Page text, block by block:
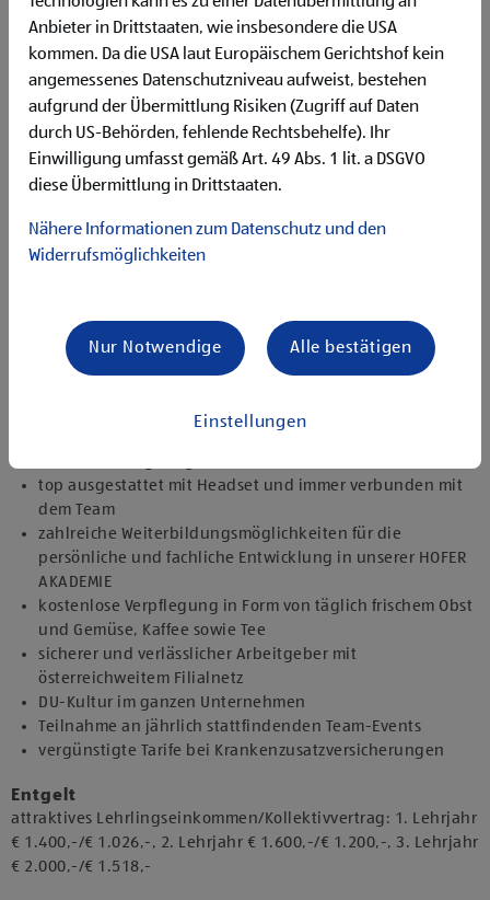
Flexibilität für Früh- und Spätdienste (Montag bis
Samstag)
Begeisterung im Handel zu arbeiten und den
Unternehmenserfolg mitzugestalten
Freude an der Arbeit im Team für ein motiviertes
Miteinander
Bereitschaft zu körperlich anspruchsvollen Tätigkeiten
freundlich im Umgang mit Kund:innen für eine
zuverlässige und organisierte Arbeitsweise zur
gewissenhaften Erledigung der Aufgaben
1.000 € HOFER Reisen- oder Warengutschein und
zusätzlich 1.500 € bei ausgezeichnetem Erfolg
Erfolgsprämien bei positivem Lehrabschluss (guter Erfolg:
top ausgestattet mit Headset und immer verbunden mit
dem Team
zahlreiche Weiterbildungsmöglichkeiten für die
persönliche und fachliche Entwicklung in unserer HOFER
AKADEMIE
kostenlose Verpflegung in Form von täglich frischem Obst
und Gemüse, Kaffee sowie Tee
sicherer und verlässlicher Arbeitgeber mit
österreichweitem Filialnetz
DU-Kultur im ganzen Unternehmen
Teilnahme an jährlich stattfindenden Team-Events
vergünstigte Tarife bei Krankenzusatzversicherungen
Entgelt
attraktives Lehrlingseinkommen/Kollektivvertrag: 1. Lehrjahr
€ 1.400,-/€ 1.026,-, 2. Lehrjahr € 1.600,-/€ 1.200,-, 3. Lehrjahr
€ 2.000,-/€ 1.518,-
Anbieter in Drittstaaten, wie insbesondere die USA
kommen. Da die USA laut Europäischem Gerichtshof kein
angemessenes Datenschutzniveau aufweist, bestehen
aufgrund der Übermittlung Risiken (Zugriff auf Daten
durch US-Behörden, fehlende Rechtsbehelfe). Ihr
Einwilligung umfasst gemäß Art. 49 Abs. 1 lit. a DSGVO
diese Übermittlung in Drittstaaten.
Nähere Informationen zum Datenschutz und den
Widerrufsmöglichkeiten
Einstellungen
Nur Notwendige Alle bestätigen